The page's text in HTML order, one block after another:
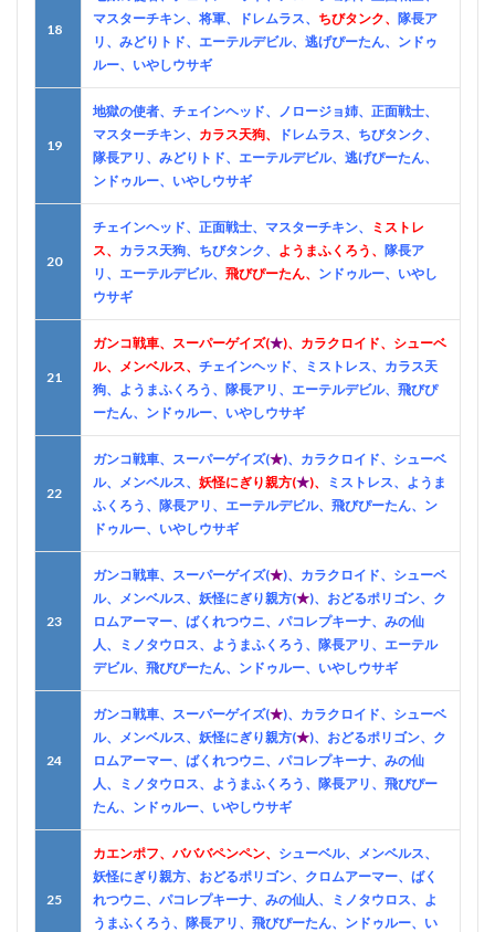
18
マスターチキン、将軍、ドレムラス、 ちびタンク、 隊長ア
リ、みどりトド、エーテルデビル、逃げぴーたん、ンドゥ
ルー、いやしウサギ
19
地獄の使者、チェインヘッド、ノロージョ姉、正面戦士、
マスターチキン、 カラス天狗、
ドレムラス、ちびタンク、
隊長アリ、みどりトド、エーテルデビル、逃げぴーたん、
ンドゥルー、いやしウサギ
20
チェインヘッド、正面戦士、マスターチキン、
ミストレ
ス、 カラス天狗、ちびタンク、 ようまふくろう、 隊長ア
リ、エーテルデビル、 飛びぴーたん、 ンドゥルー、いやし
ウサギ
21
ガンコ戦車、スーパーゲイズ(★)、カラクロイド、シューベ
ル、メンベルス、 チェインヘッド、ミストレス、カラス天
狗、ようまふくろう、隊長アリ、エーテルデビル、飛びぴ
ーたん、ンドゥルー、いやしウサギ
22
ガンコ戦車、スーパーゲイズ(★)、カラクロイド、シューベ
ル、メンベルス、 妖怪にぎり親方(★)、
ミストレス、ようま
ふくろう、隊長アリ、エーテルデビル、飛びぴーたん、ン
ドゥルー、いやしウサギ
23
ガンコ戦車、スーパーゲイズ(★)、カラクロイド、シューベ
ル、メンベルス、妖怪にぎり親方(★)、おどるポリゴン、ク
ロムアーマー、ばくれつウニ、パコレプキーナ、みの仙
人、ミノタウロス、ようまふくろう、隊長アリ、エーテル
デビル、飛びぴーたん、ンドゥルー、いやしウサギ
24
ガンコ戦車、スーパーゲイズ(★)、カラクロイド、シューベ
ル、メンベルス、妖怪にぎり親方(★)、おどるポリゴン、ク
ロムアーマー、ばくれつウニ、パコレプキーナ、みの仙
人、ミノタウロス、ようまふくろう、隊長アリ、飛びぴー
たん、ンドゥルー、いやしウサギ
25
カエンポフ、バババペンペン、 シューベル、メンベルス、
妖怪にぎり親方、おどるポリゴン、クロムアーマー、ばく
れつウニ、パコレプキーナ、みの仙人、ミノタウロス、よ
うまふくろう、隊長アリ、飛びぴーたん、ンドゥルー、い